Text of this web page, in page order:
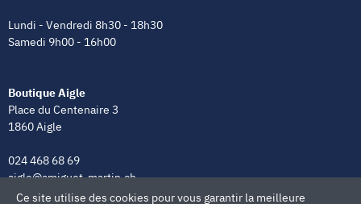
Lundi - Vendredi 8h30 - 18h30
Samedi 9h00 - 16h00
Boutique Aigle
Place du Centenaire 3
1860 Aigle
024 468 68 69
aigle@amiguet-martin.ch
Ce site utilise des cookies pour vous garantir la meilleure